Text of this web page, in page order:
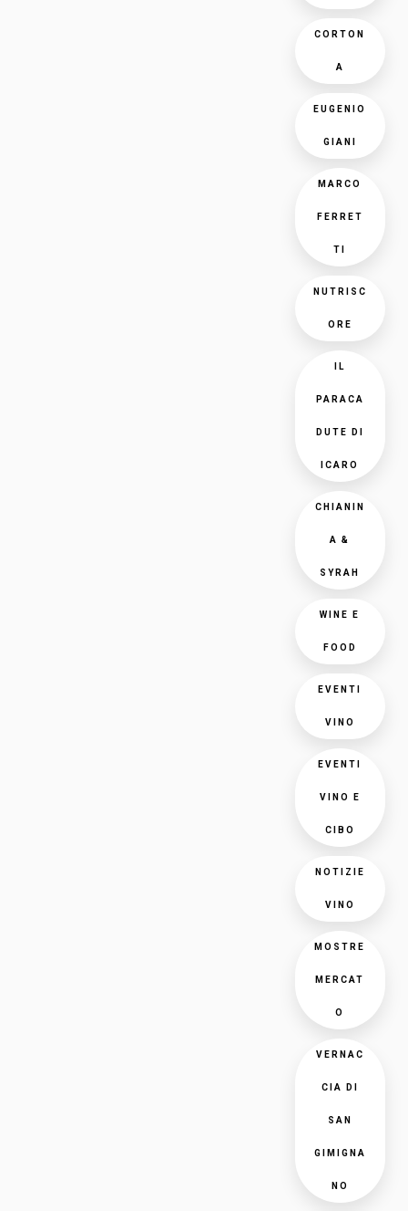
CORTON
A
EUGENIO
GIANI
MARCO
FERRET
TI
NUTRISC
ORE
IL
PARACA
DUTE DI
ICARO
CHIANIN
A &
SYRAH
WINE E
FOOD
EVENTI
VINO
EVENTI
VINO E
CIBO
NOTIZIE
VINO
MOSTRE
MERCAT
O
VERNAC
CIA DI
SAN
GIMIGNA
NO